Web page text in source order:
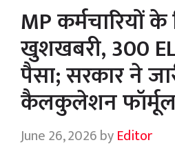
MP कर्मचारियों
खुशखबरी, 300
पैसा; सरकार ने
कैलकुलेशन
June 26, 2026byEditor